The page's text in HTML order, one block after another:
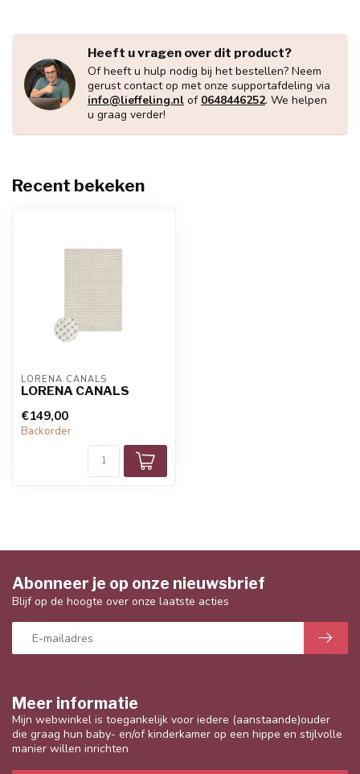
Heeft u vragen over dit product?
Of heeft u hulp nodig bij het bestellen? Neem
gerust contact op met onze supportafdeling via
info@lieffeling.nl of 0648446252. We helpen
u graag verder!
Recent bekeken
LORENA CANALS
LORENA CANALS
€149,00
Backorder
Meer informatie
Mijn webwinkel is toegankelijk voor iedere (aanstaande)ouder
die graag hun baby- en/of kinderkamer op een hippe en stijlvolle
manier willen inrichten
Abonneer je op onze nieuwsbrief
Blijf op de hoogte over onze laatste acties